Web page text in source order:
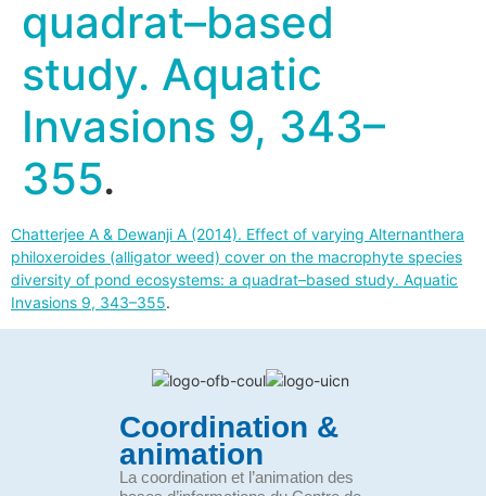
quadrat–based
study. Aquatic
Invasions 9, 343–
355.
Chatterjee A & Dewanji A (2014). Effect of varying Alternanthera
philoxeroides (alligator weed) cover on the macrophyte species
diversity of pond ecosystems: a quadrat–based study. Aquatic
Invasions 9, 343–355.
Coordination &
animation
La coordination et l’animation des